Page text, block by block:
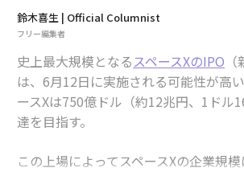
メンバーシップ
鈴木喜生 | Official Columnist
フリー編集者
史上最大規模となるスペースXのIPO
は、6月12日に実施される可能性が高
ースXは750億ドル（約12兆円、1ドル
達を目指す。
この上場によってスペースXの企業規